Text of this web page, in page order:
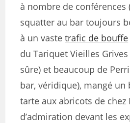
à nombre de conférences
squatter au bar toujours
à un vastetrafic de bouffe
du Tariquet Vieilles
sûre) et beaucoup de
bar, véridique), mangé
tarte aux abricots de chez
d’admiration devant les